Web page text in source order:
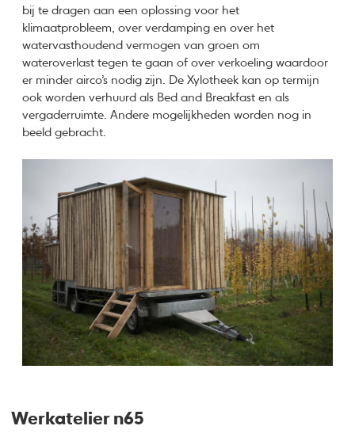
bij te dragen aan een oplossing voor het
klimaatprobleem, over verdamping en over het
watervasthoudend vermogen van groen om
wateroverlast tegen te gaan of over verkoeling waardoor
er minder airco’s nodig zijn. De Xylotheek kan op termijn
ook worden verhuurd als Bed and Breakfast en als
vergaderruimte. Andere mogelijkheden worden nog in
beeld gebracht.
Werkatelier n65